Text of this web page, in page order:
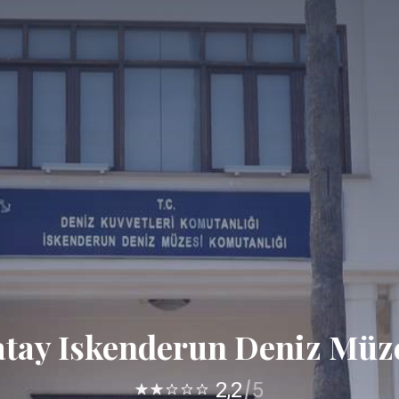
Iskenderun Deniz
2,2 5